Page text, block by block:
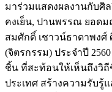
มาร่วมแสดงผลงานกับศิ
คงเย็น, ปานพรรณ ยอด
สมศักดิ์ เชาวน์ธาดาพง
(จิตรกรรม) ประจำปี
ชิ้น ที่สะท้อนให้เห็นถึงวิ
ประเทศ สร้างความรับรู้